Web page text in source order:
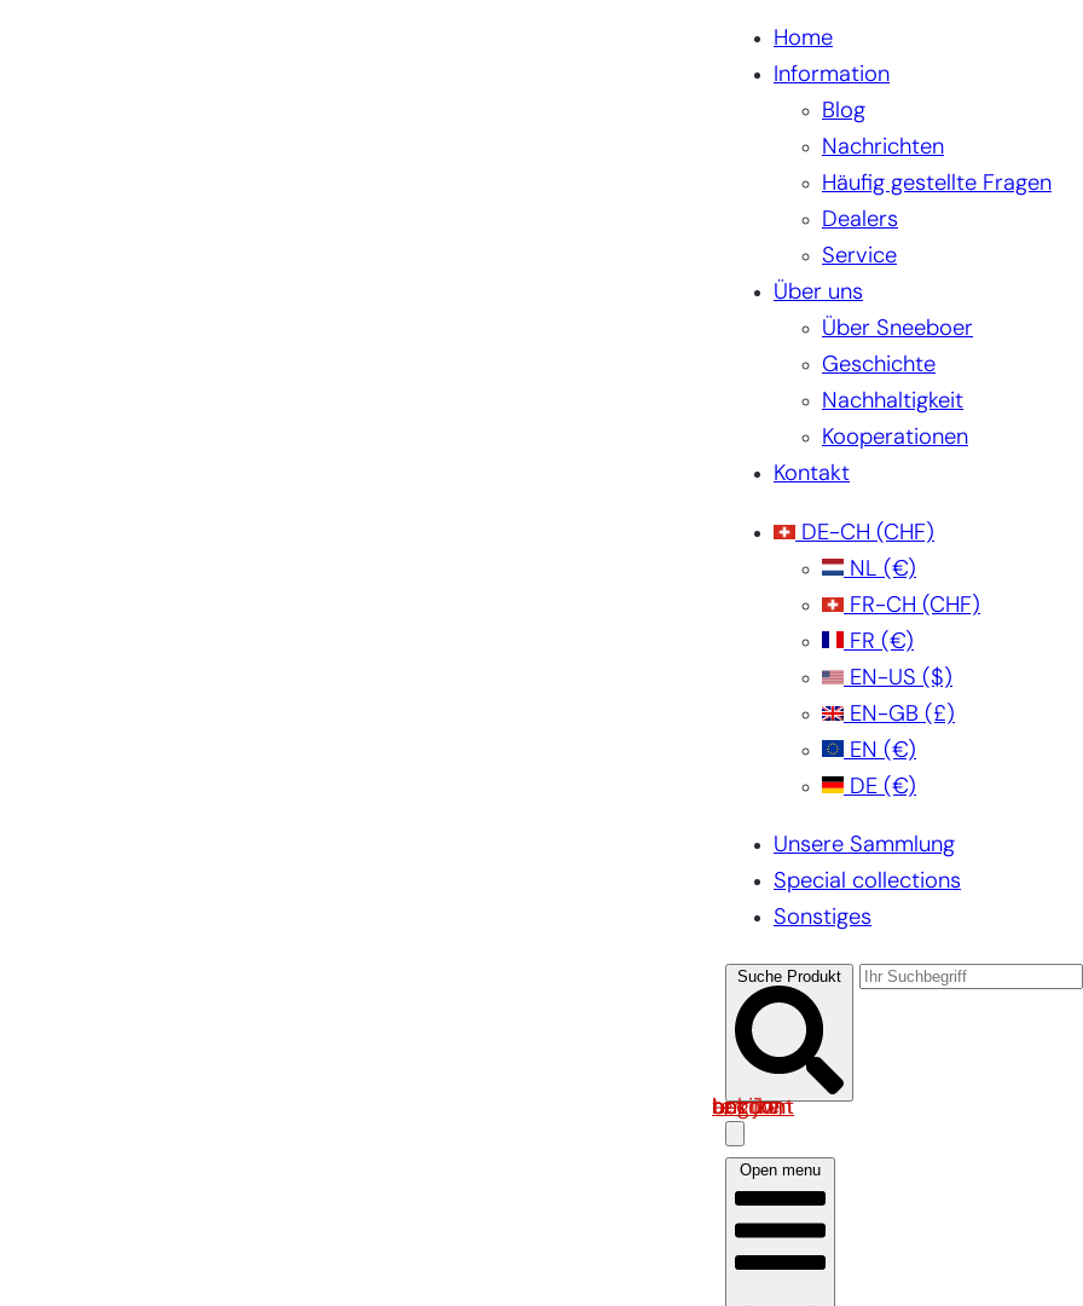
Home
Information
Blog
Nachrichten
Häufig gestellte Fragen
Dealers
Service
Über uns
Über Sneeboer
Geschichte
Nachhaltigkeit
Kooperationen
Kontakt
DE-CH (CHF)
NL (€)
FR-CH (CHF)
FR (€)
EN-US ($)
EN-GB (£)
EN (€)
DE (€)
Unsere Sammlung
Special collections
Sonstiges
Suche Produkt
Log in om uw account te bekijken
Open menu